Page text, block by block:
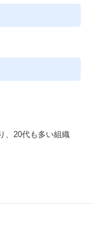
、20代も多い組織